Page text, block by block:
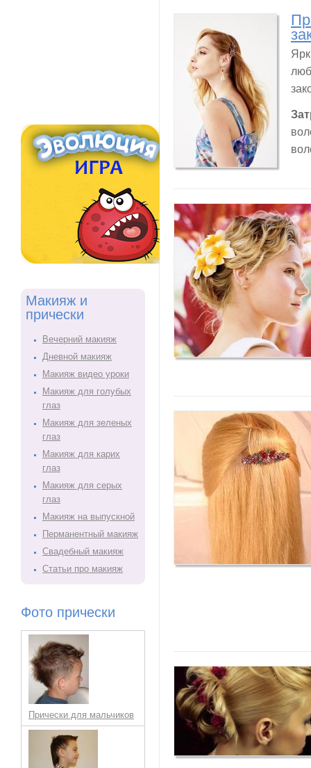
Макияж и
прически
Вечерний макияж
Дневной макияж
Макияж видео уроки
Макияж для голубых
глаз
Макияж для зеленых
глаз
Макияж для карих
глаз
Макияж для серых
глаз
Макияж на выпускной
Перманентный макияж
Свадебный макияж
Статьи про макияж
Фото прически
Прически для мальчиков